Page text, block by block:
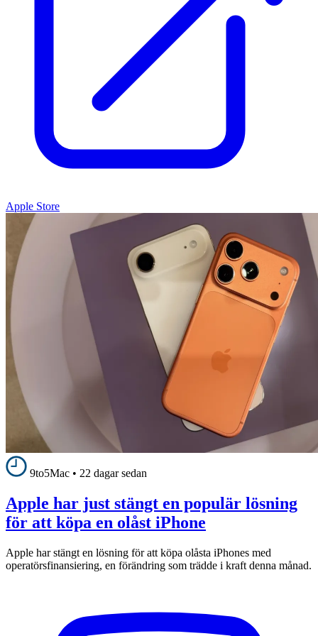
Apple Store
9to5Mac • 22 dagar sedan
Apple har just stängt en populär lösning
för att köpa en olåst iPhone
Apple har stängt en lösning för att köpa olåsta iPhones med
operatörsfinansiering, en förändring som trädde i kraft denna månad.